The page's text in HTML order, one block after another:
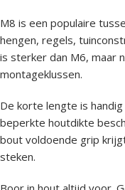
M8 is een populaire
hengen, regels,
is sterker dan M6, maar
montageklussen.
De korte lengte is
beperkte houtdikte
bout voldoende grip
steken.